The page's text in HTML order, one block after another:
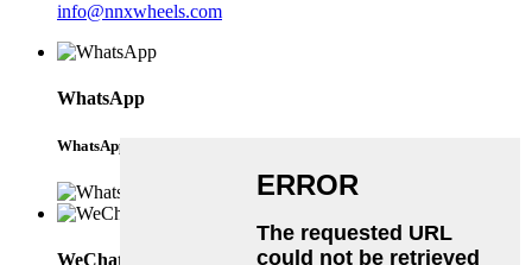
info@nnxwheels.com
WhatsApp
WhatsApp
WeChat